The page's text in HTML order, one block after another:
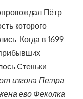
Пётр
которого
Когда в 1699
Стеньки
изгона Петра
ево Феколка